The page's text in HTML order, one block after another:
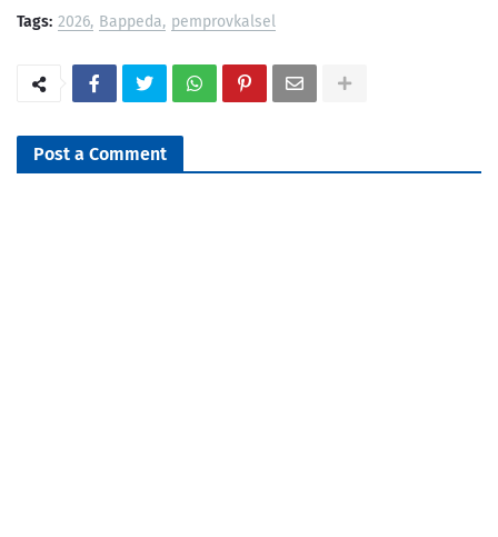
Tags: 2026 Bappeda pemprovkalsel
Post a Comment